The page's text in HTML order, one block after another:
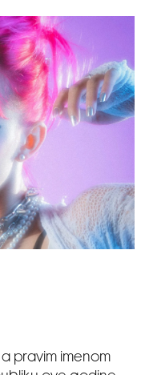
a pravim imenom